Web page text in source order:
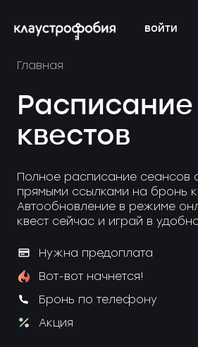
войти
Главная
Расписание
квестов
Полное расписание сеансов
прямыми ссылками на бронь
Автообновление в режиме
квест сейчас и играй в
Нужна предоплата
Вот-вот начнется!
Бронь по телефону
Акция